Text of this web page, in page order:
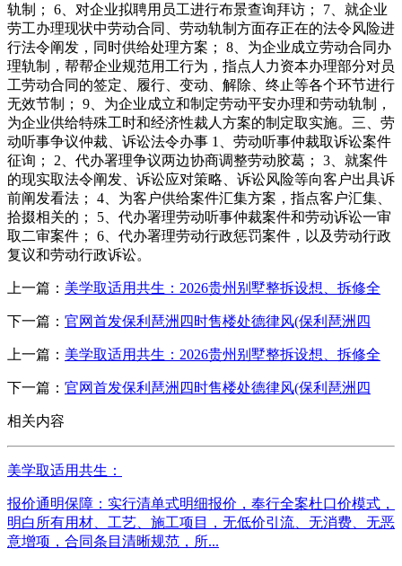
轨制； 6、对企业拟聘用员工进行布景查询拜访； 7、就企业
劳工办理现状中劳动合同、劳动轨制方面存正在的法令风险进
行法令阐发，同时供给处理方案； 8、为企业成立劳动合同办
理轨制，帮帮企业规范用工行为，指点人力资本办理部分对员
工劳动合同的签定、履行、变动、解除、终止等各个环节进行
无效节制； 9、为企业成立和制定劳动平安办理和劳动轨制，
为企业供给特殊工时和经济性裁人方案的制定取实施。三、劳
动听事争议仲裁、诉讼法令办事 1、劳动听事仲裁取诉讼案件
征询； 2、代办署理争议两边协商调整劳动胶葛； 3、就案件
的现实取法令阐发、诉讼应对策略、诉讼风险等向客户出具诉
前阐发看法； 4、为客户供给案件汇集方案，指点客户汇集、
拾掇相关的； 5、代办署理劳动听事仲裁案件和劳动诉讼一审
取二审案件； 6、代办署理劳动行政惩罚案件，以及劳动行政
复议和劳动行政诉讼。
上一篇： 美学取适用共生：2026贵州别墅整拆设想、拆修全
下一篇： 官网首发保利琶洲四时售楼处德律风(保利琶洲四
上一篇： 美学取适用共生：2026贵州别墅整拆设想、拆修全
下一篇： 官网首发保利琶洲四时售楼处德律风(保利琶洲四
相关内容
美学取适用共生：
报价通明保障：实行清单式明细报价，奉行全案杜口价模式，
明白所有用材、工艺、施工项目，无低价引流、无消费、无恶
意增项，合同条目清晰规范，所...